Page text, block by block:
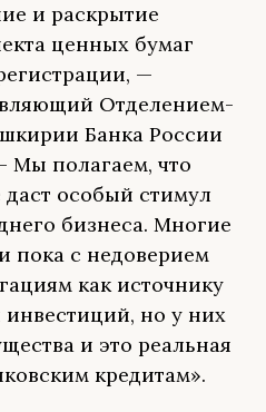
и раскрытие
ценных бумаг
—
Отделением-
Банка России
Мы полагаем, что
особый стимул
бизнеса. Многие
пока с недоверием
как источнику
но у них
и это реальная
кредитам».